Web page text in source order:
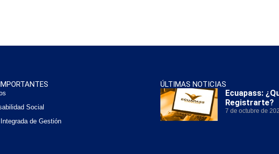
Social
de Gestión
ÚLTIMAS NOTICIAS
Ecuapass:
Registrarte?
7 de octubre de